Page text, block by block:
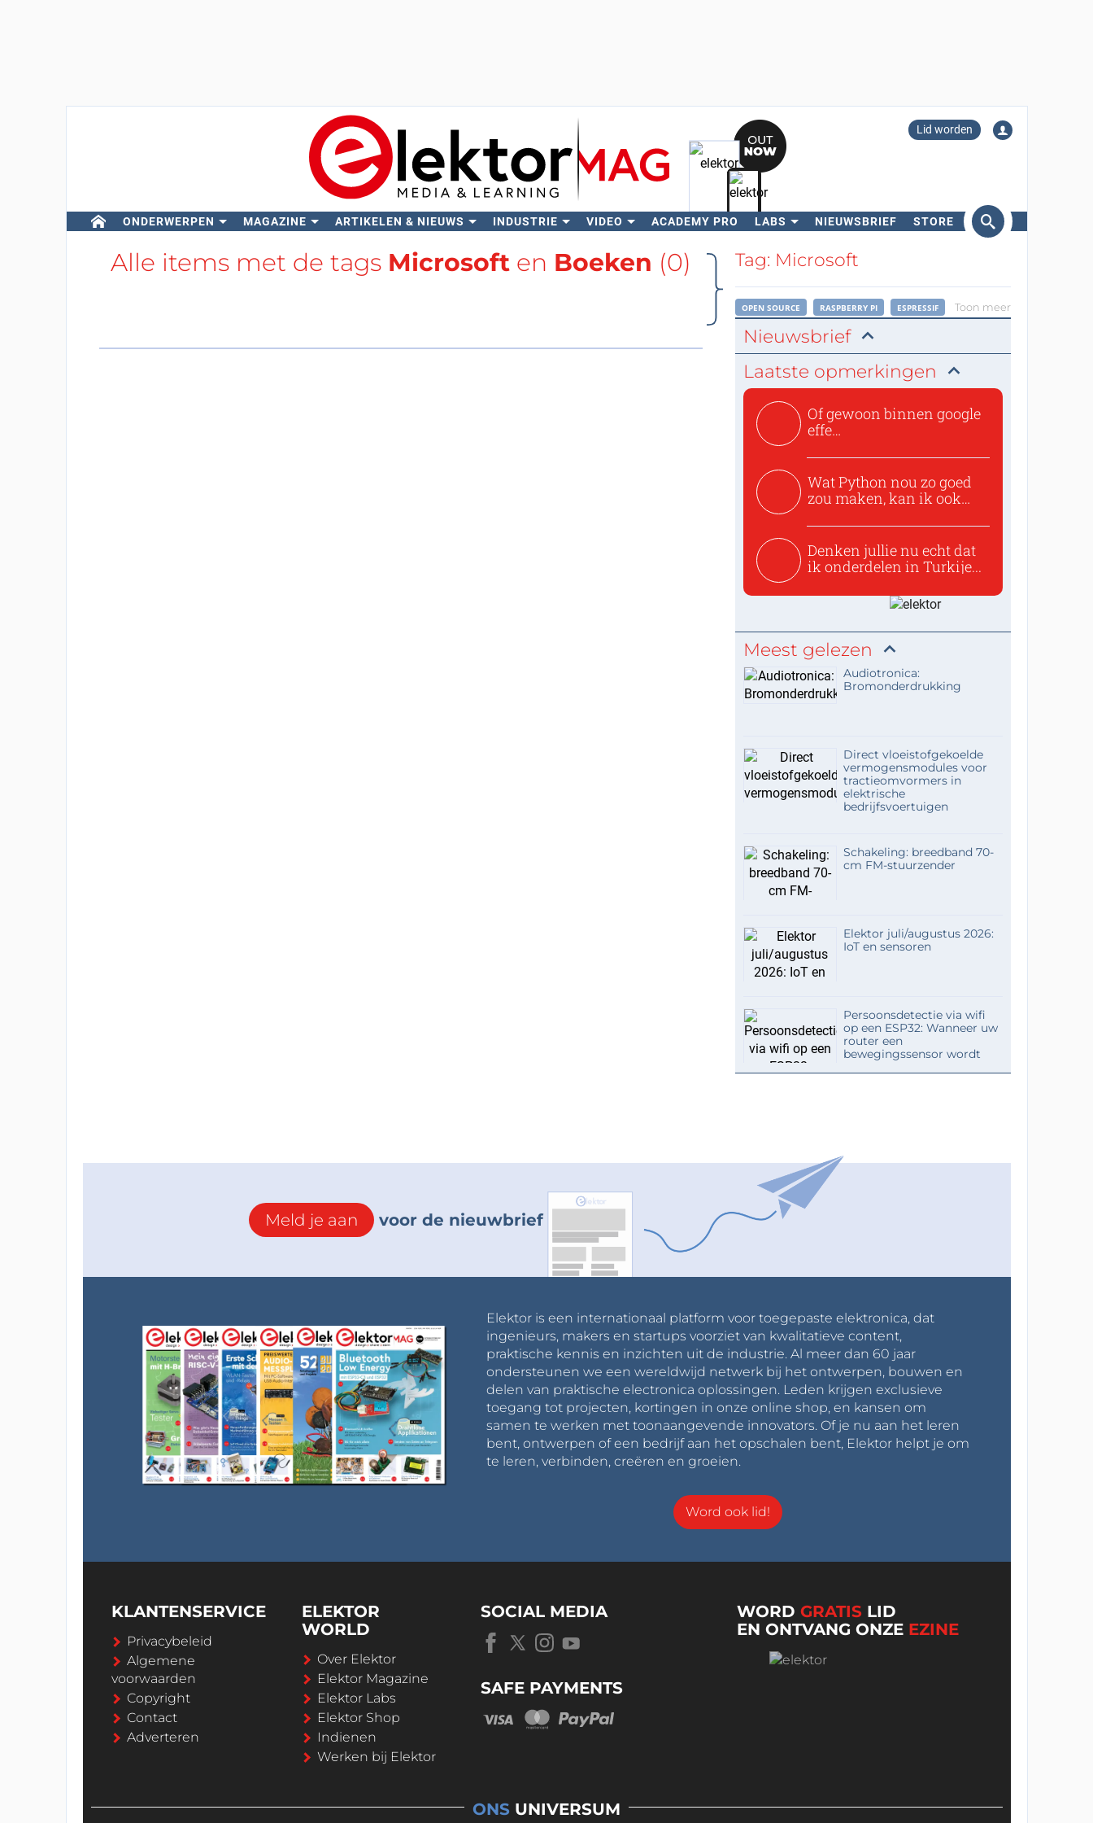
Lid worden
ONDERWERPEN MAGAZINE ARTIKELEN & NIEUWS INDUSTRIE VIDEO ACADEMY PRO LABS NIEUWSBRIEF STORE
Zoeken
Alle items met de tags Microsoften Boeken (0) Tag: Microsoft
OPEN SOURCE RASPBERRY PI ESPRESSIF Toon meer
Nieuwsbrief
Laatste opmerkingen
Of gewoon binnen google
effe
Wat Python nou zo goed
zou maken, kan ik ook
Denken jullie nu echt dat
ik onderdelen in Turkije...
Meest gelezen
Audiotronica:
Bromonderdrukking
Direct vloeistofgekoelde
vermogensmodules voor
tractieomvormers in
elektrische
bedrijfsvoertuigen
Schakeling: breedband 70-
cm FM-stuurzender
Elektor juli/augustus 2026:
IoT en sensoren
Persoonsdetectie via wifi
op een ESP32: Wanneer uw
router een
bewegingssensor wordt
Meld je aan voor de nieuwbrief
Elektor is een internationaal platform voor toegepaste elektronica, dat
ingenieurs, makers en startups voorziet van kwalitatieve content,
praktische kennis en inzichten uit de industrie. Al meer dan 60 jaar
ondersteunen we een wereldwijd netwerk bij het ontwerpen, bouwen en
delen van praktische electronica oplossingen. Leden krijgen exclusieve
toegang tot projecten, kortingen in onze online shop, en kansen om
samen te werken met toonaangevende innovators. Of je nu aan het leren
bent, ontwerpen of een bedrijf aan het opschalen bent, Elektor helpt je om
te leren, verbinden, creëren en groeien.
Word ook lid!
KLANTENSERVICE
Privacybeleid
Algemene
voorwaarden
Copyright
Contact
Adverteren
ELEKTOR
WORLD
Over Elektor
Elektor Magazine
Elektor Labs
Elektor Shop
Indienen
Werken bij Elektor
SOCIAL MEDIA
SAFE PAYMENTS
WORDGRATIS LID
EN ONTVANG ONZE EZINE
ONS UNIVERSUM